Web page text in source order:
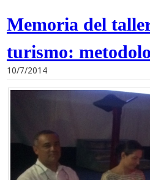
Memoria del
turismo:
10/7/2014